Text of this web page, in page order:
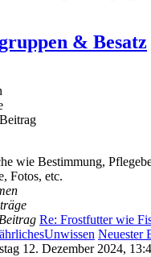
& Besatz
wie Bestimmung,
Fotos, etc.
Re: Frostfutter wie
Neuester
12. Dezember 2024,